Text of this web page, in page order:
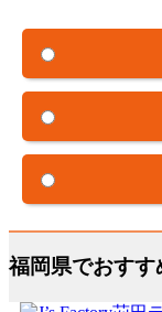
福岡県でおすす